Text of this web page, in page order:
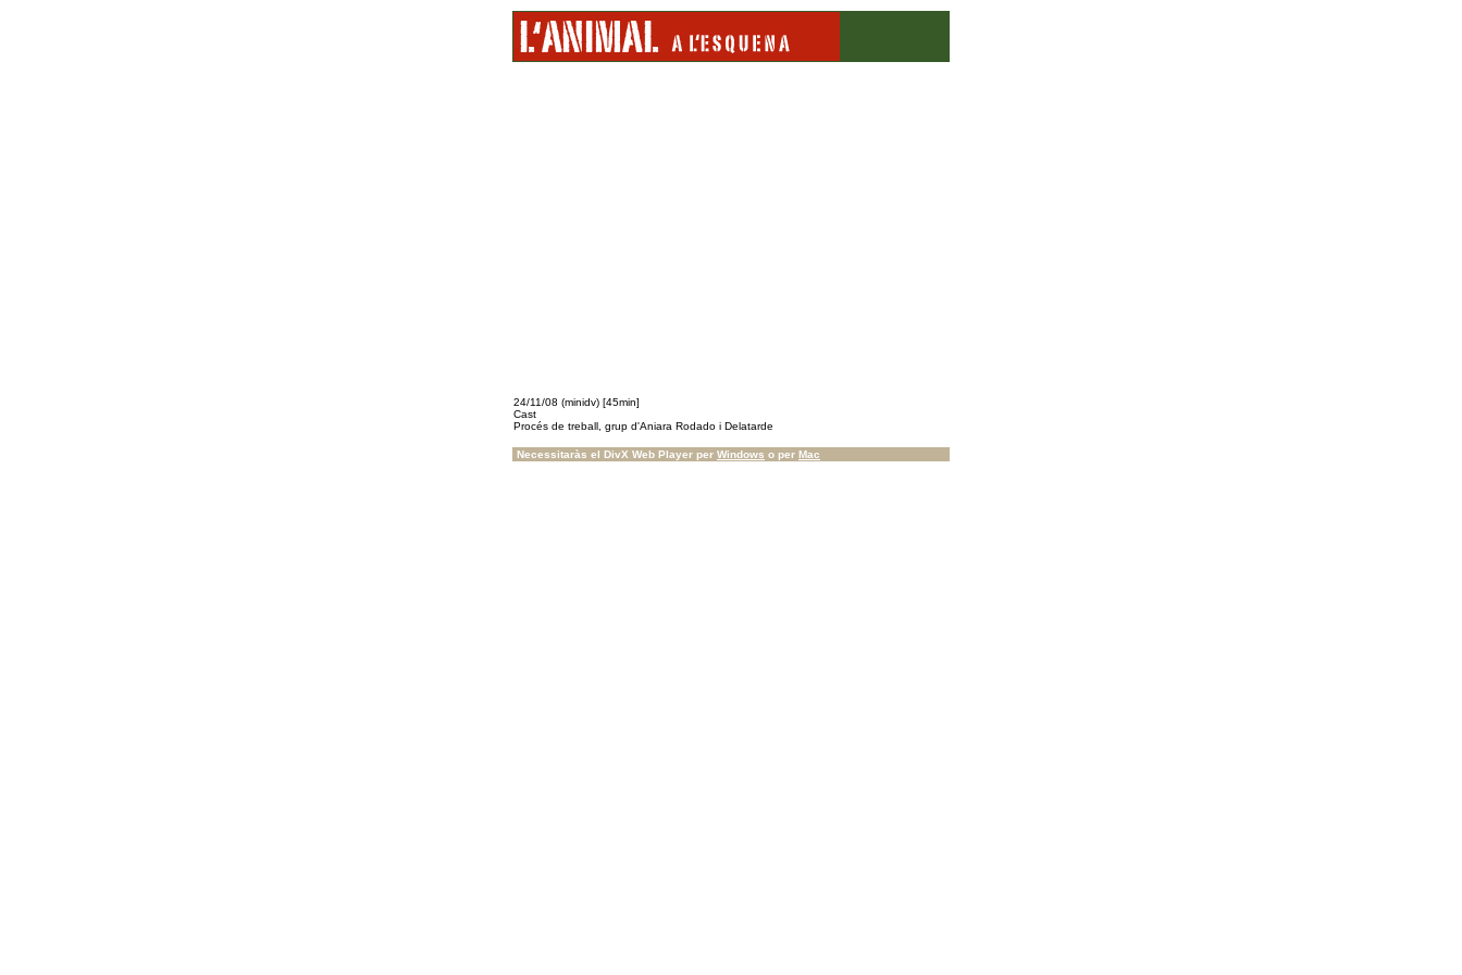
24/11/08 (minidv) [45min]
Cast
Procés de treball, grup d'Aniara Rodado i Delatarde
Necessitaràs el DivX Web Player per Windows o per Mac